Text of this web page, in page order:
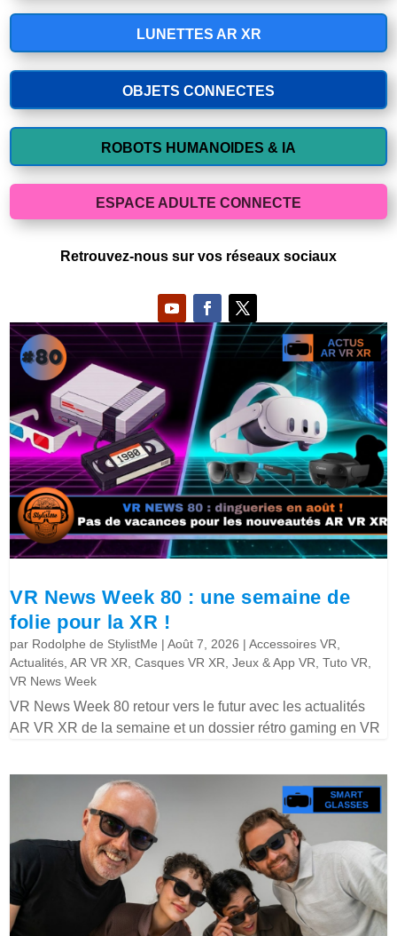
LUNETTES AR XR
OBJETS CONNECTES
ROBOTS HUMANOIDES & IA
ESPACE ADULTE CONNECTE
Retrouvez-nous sur vos réseaux sociaux
VR News Week 80 : une semaine de
folie pour la XR !
par Rodolphe de StylistMe |Août 7, 2026 |Accessoires VR
Actualités ,AR VR XR ,Casques VR XR ,Jeux & App VR ,Tuto VR
VR News Week
VR News Week 80 retour vers le futur avec les actualités
AR VR XR de la semaine et un dossier rétro gaming en VR